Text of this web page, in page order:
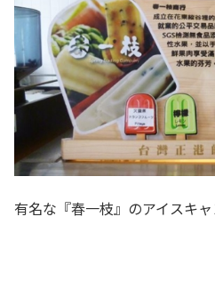
有名な『春一枝』のアイスキ